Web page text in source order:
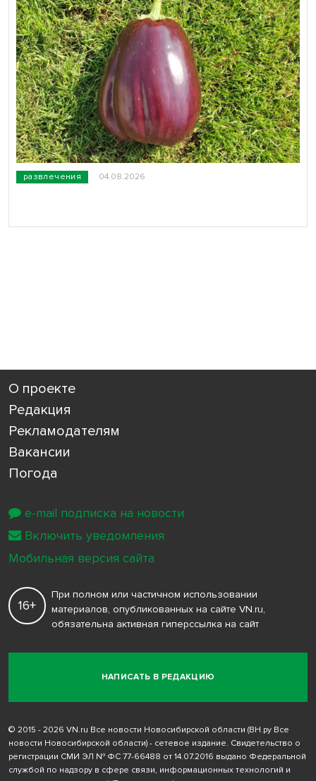
развлечения 04.08.2026
О проекте
Редакция
Рекламодателям
Вакансии
Погода
НАПИСАТЬ В РЕДАКЦИЮ
16+
При полном или частичном использовании
материалов, опубликованных на сайте VN.ru,
обязательна активная гиперссылка на сайт
© 2015 - 2026 VN.ru Все новости Новосибирской области (ВН.ру Все
новости Новосибирской области) - сетевое издание. Свидетельство о
регистрации СМИ ЭЛ № ФС 77-66488 от 14.07.2016 выдано Федеральной
службой по надзору в сфере связи, информационных технологий и
e-mail подписка на новости
Включить уведомления
Мобильная версия сайта